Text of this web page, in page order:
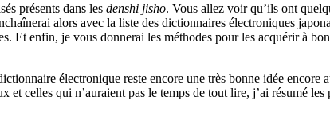
présents dans les denshi jisho. Vous allez voir qu’ils ont
alors avec la liste des dictionnaires électroniques
Et enfin, je vous donnerai les méthodes pour les acquérir à
électronique reste encore une très bonne idée encore
et celles qui n’auraient pas le temps de tout lire, j’ai résumé